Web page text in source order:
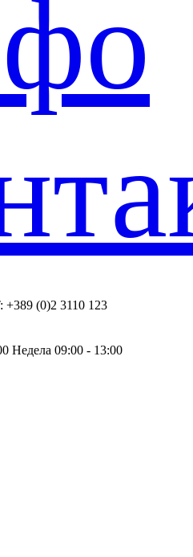
+389 (0)2 3110 123
Недела 09:00 - 13:00